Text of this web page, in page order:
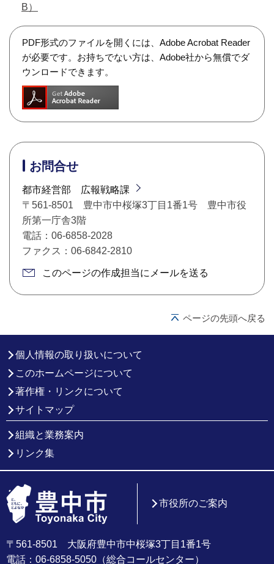
B）
PDF形式のファイルを開くには、Adobe Acrobat Reader
が必要です。お持ちでない方は、Adobe社から無償でダ
ウンロードできます。
お問合せ
都市経営部 広報戦略課
〒561-8501 豊中市中桜塚3丁目1番1号 豊中市役
所第一庁舎3階
電話：06-6858-2028
ファクス：06-6842-2810
このページの作成担当にメールを送る
ページの先頭へ戻る
個人情報の取り扱いについて
このホームページについて
著作権・リンクについて
サイトマップ
組織と業務案内
リンク集
〒561-8501 大阪府豊中市中桜塚3丁目1番1号
電話：06-6858-5050（総合コールセンター）
市役所のご案内